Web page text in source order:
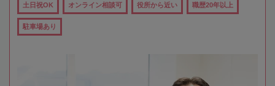
土日祝OK オンライン相談可 役所から近い 職歴20年以上
駐車場あり